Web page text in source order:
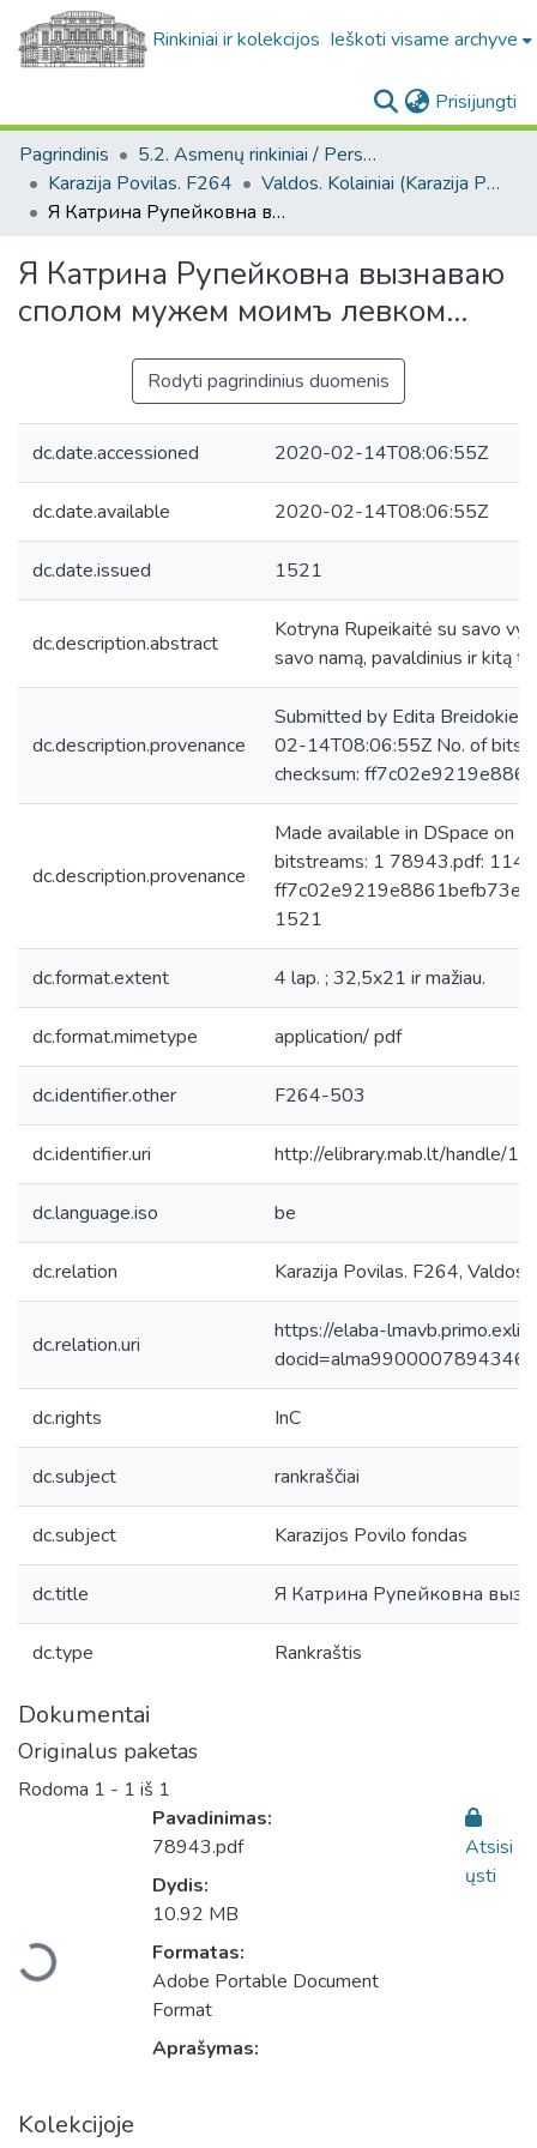
Rinkiniai ir kolekcijos Ieškoti visame archyve
Prisijungti
Pagrindinis
5.2. Asmenų rinkiniai / Personal collections
Karazija Povilas. F264
Valdos. Kolainiai (Karazija Povilas. F264)
Я Катрина Рупейковна вызнаваю сполом мужем моимъ левком...
Я Катрина Рупейковна вызнаваю
сполом мужем моимъ левком...
Rodyti pagrindinius duomenis
dc.date.accessioned 2020-02-14T08:06:55Z
dc.date.available 2020-02-14T08:06:55Z
dc.date.issued 1521
dc.description.abstract
Kotryna Rupeikaitė su savo
savo namą, pavaldinius ir kitą
dc.description.provenance
Submitted by Edita
02-14T08:06:55Z No. of
checksum:
dc.description.provenance
Made available in DSpace on
bitstreams: 1 78943.pdf:
1521
dc.format.extent 4 lap. ; 32,5x21 ir mažiau.
dc.format.mimetype application/ pdf
dc.identifier.other F264-503
dc.identifier.uri http://elibrary.mab.lt/handle/1/
dc.language.iso be
dc.relation Karazija Povilas. F264, Valdos.
dc.relation.uri
https://elaba-
dc.rights InC
dc.subject rankraščiai
dc.subject Karazijos Povilo fondas
dc.title Я Катрина Рупейковна
dc.type Rankraštis
Dokumentai
Originalus paketas
Rodoma 1 - 1 iš 1
Įkeliama...
Pavadinimas:
78943.pdf
Dydis:
10.92 MB
Formatas:
Adobe Portable Document
Format
Aprašymas:
Atsisi
ųsti
Kolekcijoje